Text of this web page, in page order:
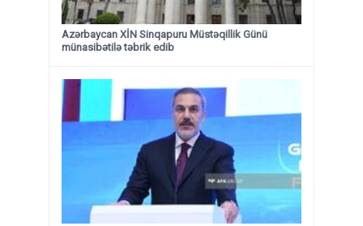
Azərbaycan XİN Sinqapuru Müstəqillik Günü
münasibətilə təbrik edib